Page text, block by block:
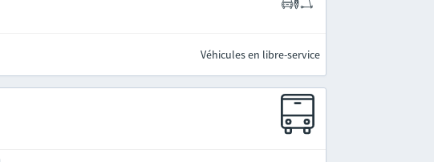
Véhicules en libre-service